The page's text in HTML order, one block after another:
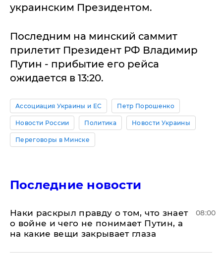
украинским Президентом.
Последним на минский саммит
прилетит Президент РФ Владимир
Путин - прибытие его рейса
ожидается в 13:20.
Ассоциация Украины и ЕС Петр Порошенко
Новости России Политика Новости Украины
Переговоры в Минске
Последние новости
Наки раскрыл правду о том, что знает
о войне и чего не понимает Путин, а
на какие вещи закрывает глаза
08:00